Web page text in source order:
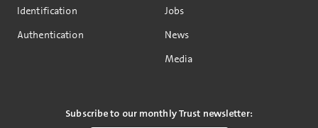
Identification
Authentication
Jobs
News
Media
Subscribe to our monthly Trust newsletter: